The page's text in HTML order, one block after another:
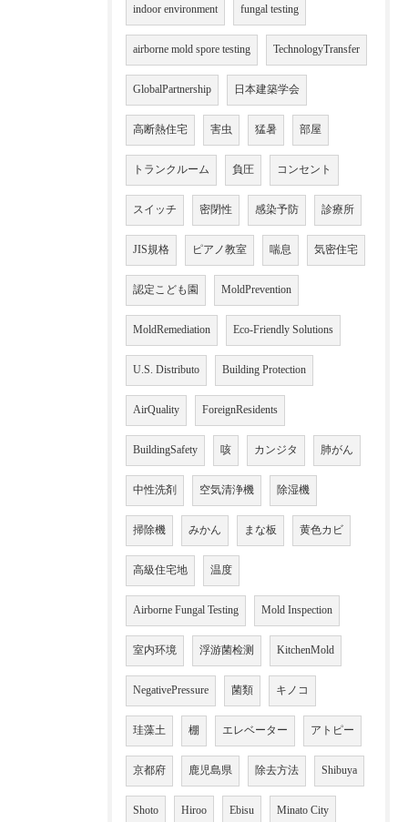
indoor environment fungal testing
airborne mold spore testing TechnologyTransfer
GlobalPartnership 日本建築学会
高断熱住宅 害虫 猛暑 部屋
トランクルーム 負圧 コンセント
スイッチ 密閉性 感染予防 診療所
JIS規格 ピアノ教室 喘息 気密住宅
認定こども園 MoldPrevention
MoldRemediation Eco-Friendly Solutions
U.S. Distributo Building Protection
AirQuality ForeignResidents
BuildingSafety 咳 カンジタ 肺がん
中性洗剤 空気清浄機 除湿機
掃除機 みかん まな板 黄色カビ
高級住宅地 温度
Airborne Fungal Testing Mold Inspection
室内环境 浮游菌检测 KitchenMold
NegativePressure 菌類 キノコ
珪藻土 棚 エレベーター アトピー
京都府 鹿児島県 除去方法 Shibuya
Shoto Hiroo Ebisu Minato City